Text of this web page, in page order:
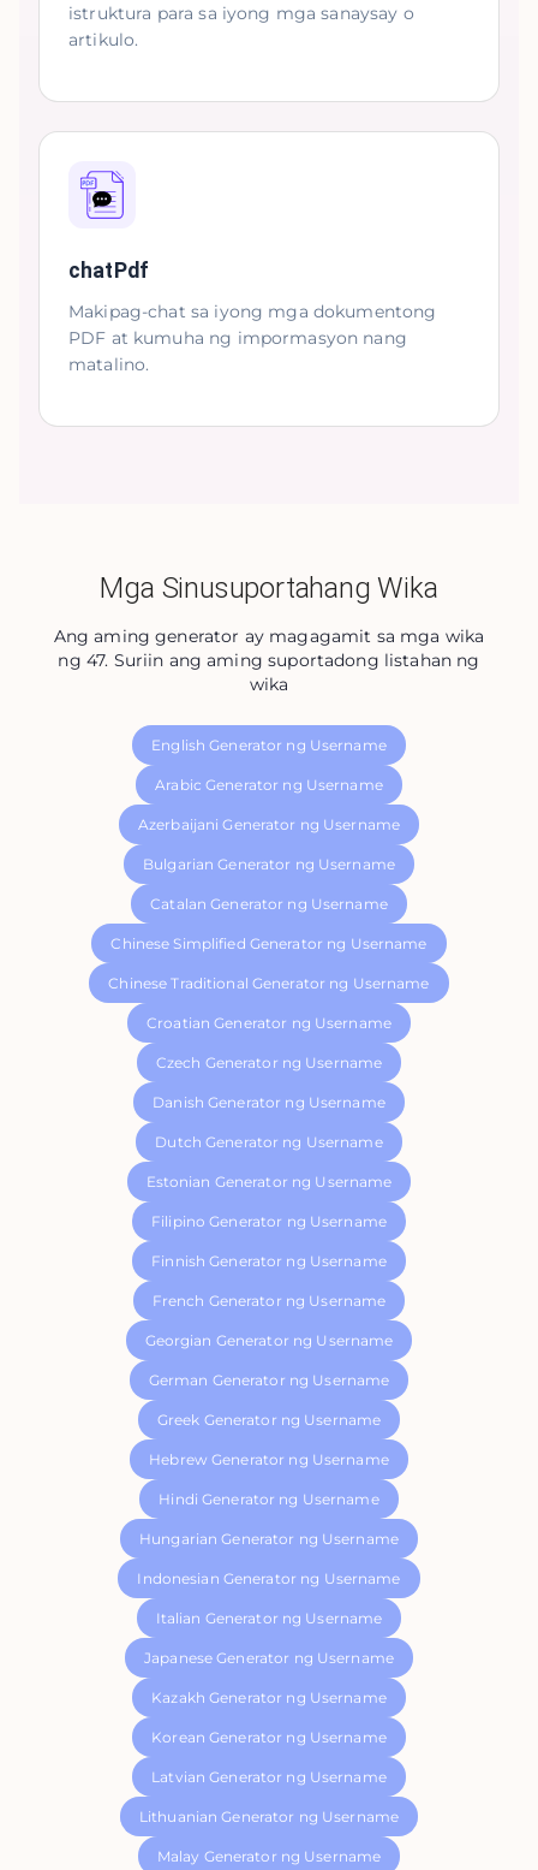
istruktura para sa iyong mga sanaysay o
artikulo.
chatPdf
Makipag-chat sa iyong mga dokumentong
PDF at kumuha ng impormasyon nang
matalino.
Mga Sinusuportahang Wika
Ang aming generator ay magagamit sa mga wika
ng 47. Suriin ang aming suportadong listahan ng
wika
English Generator ng Username
Arabic Generator ng Username
Azerbaijani Generator ng Username
Bulgarian Generator ng Username
Catalan Generator ng Username
Chinese Simplified Generator ng Username
Chinese Traditional Generator ng Username
Croatian Generator ng Username
Czech Generator ng Username
Danish Generator ng Username
Dutch Generator ng Username
Estonian Generator ng Username
Filipino Generator ng Username
Finnish Generator ng Username
French Generator ng Username
Georgian Generator ng Username
German Generator ng Username
Greek Generator ng Username
Hebrew Generator ng Username
Hindi Generator ng Username
Hungarian Generator ng Username
Indonesian Generator ng Username
Italian Generator ng Username
Japanese Generator ng Username
Kazakh Generator ng Username
Korean Generator ng Username
Latvian Generator ng Username
Lithuanian Generator ng Username
Malay Generator ng Username